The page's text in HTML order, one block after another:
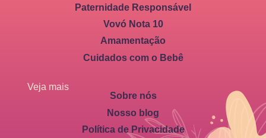
Paternidade Responsável
Vovó Nota 10
Amamentação
Cuidados com o Bebê
Veja mais
Sobre nós
Nosso blog
Política de Privacidade